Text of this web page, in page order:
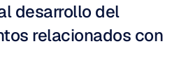
desarrollo del
relacionados con